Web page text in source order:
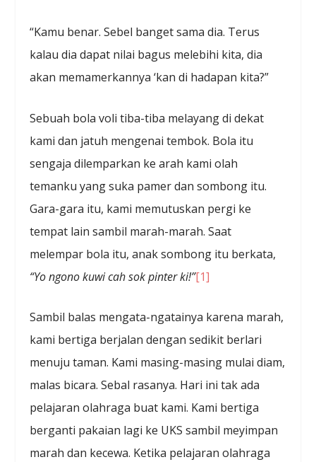
“Kamu benar. Sebel banget sama dia. Terus
kalau dia dapat nilai bagus melebihi kita, dia
akan memamerkannya ‘kan di hadapan kita?”
Sebuah bola voli tiba-tiba melayang di dekat
kami dan jatuh mengenai tembok. Bola itu
sengaja dilemparkan ke arah kami olah
temanku yang suka pamer dan sombong itu.
Gara-gara itu, kami memutuskan pergi ke
tempat lain sambil marah-marah. Saat
melempar bola itu, anak sombong itu berkata,
“Yo ngono kuwi cah sok pinterki!”[1]
Sambil balas mengata-ngatainya karena marah,
kami bertiga berjalan dengan sedikit berlari
menuju taman. Kami masing-masing mulai diam,
malas bicara. Sebal rasanya. Hari ini tak ada
pelajaran olahraga buat kami. Kami bertiga
berganti pakaian lagi ke UKS sambil meyimpan
marah dan kecewa. Ketika pelajaran olahraga